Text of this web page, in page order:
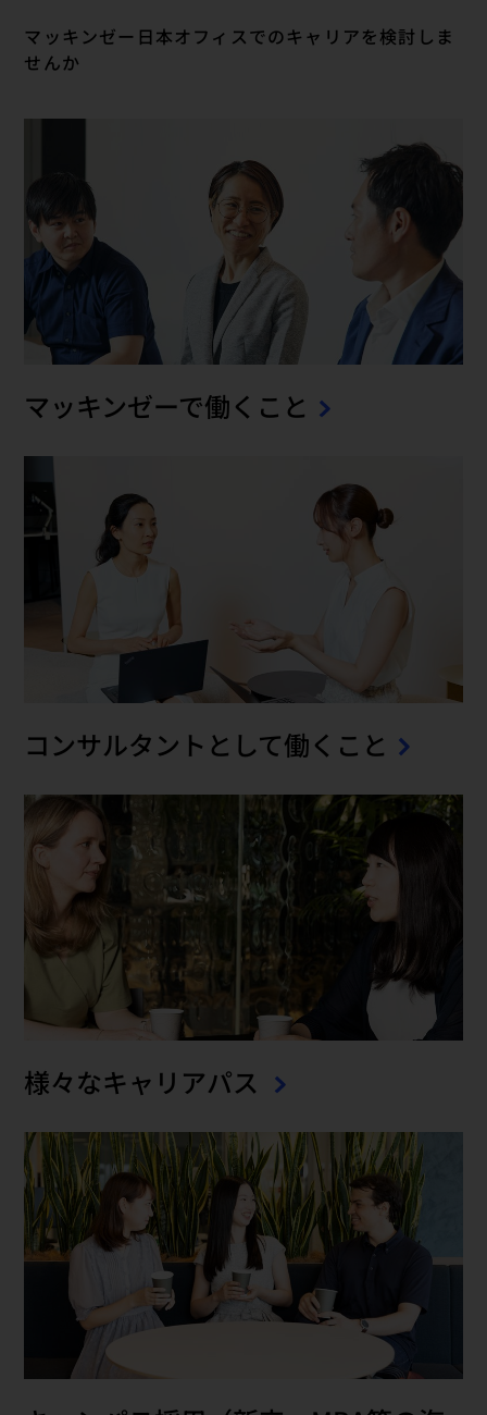
マッキンゼー日本オフィスでのキャリアを検討しま
せんか
マッキンゼーで働くこと
コンサルタントとして働くこと
様々なキャリアパス